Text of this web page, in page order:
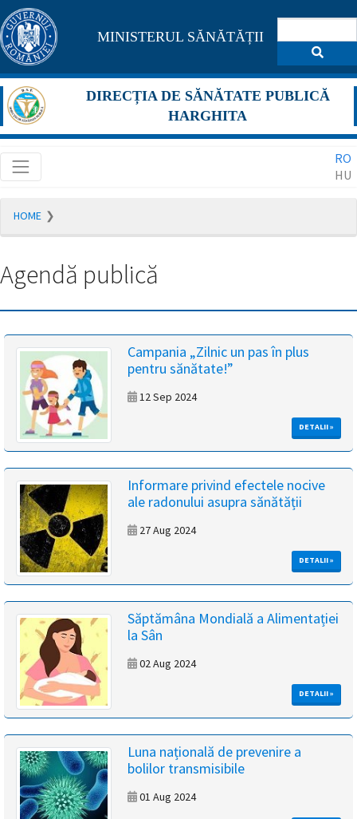
Pagina
maghiară
se
află
în
construcție
Redirecționare
română
în
secunde.
magyar
nyelvű
oldal
fejlesztés
alatt
van
Átiranyítás
a
román
nyelvű
oldalra
másodpercen
belül.
MINISTERUL SĂNĂTĂȚII
DIRECȚIA DE SĂNĂTATE PUBLICĂ
HARGHITA
RO
HU
HOME
Agendă publică
Campania „Zilnic un pas în plus
pentru sănătate!”
12 Sep 2024
DETALII »
Informare privind efectele nocive
ale radonului asupra sănătății
27 Aug 2024
DETALII »
Săptămâna Mondială a Alimentației
la Sân
02 Aug 2024
DETALII »
Luna națională de prevenire a
bolilor transmisibile
01 Aug 2024